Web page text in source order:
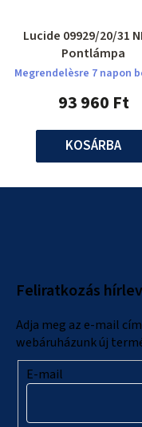
Lucide 09929/20/31
Pontlámpa
Megrendelèsre 7 napon
93 960 Ft
KOSÁRBA
Feliratkozás
Adja meg az e-mail
webáruházunk új
E-mail